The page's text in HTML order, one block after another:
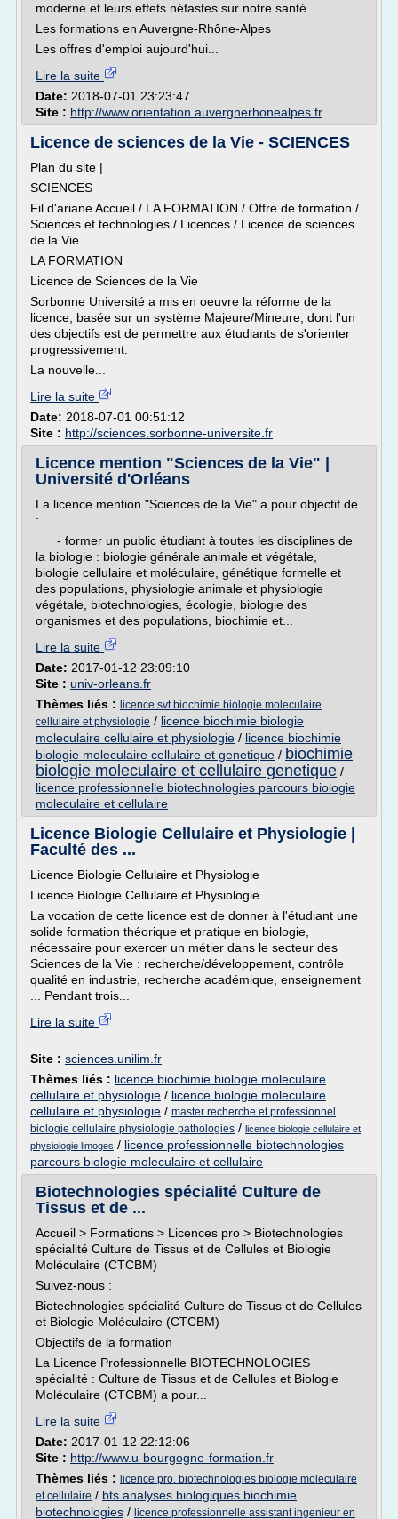
moderne et leurs effets néfastes sur notre santé.
Les formations en Auvergne-Rhône-Alpes
Les offres d'emploi aujourd'hui...
Lire la suite
Date: 2018-07-01 23:23:47
Site : http://www.orientation.auvergnerhonealpes.fr
Licence de sciences de la Vie - SCIENCES
Plan du site |
SCIENCES
Fil d'ariane Accueil / LA FORMATION / Offre de formation /
Sciences et technologies / Licences / Licence de sciences
de la Vie
LA FORMATION
Licence de Sciences de la Vie
Sorbonne Université a mis en oeuvre la réforme de la
licence, basée sur un système Majeure/Mineure, dont l'un
des objectifs est de permettre aux étudiants de s'orienter
progressivement.
La nouvelle...
Lire la suite
Date: 2018-07-01 00:51:12
Site : http://sciences.sorbonne-universite.fr
Licence mention "Sciences de la Vie" |
Université d'Orléans
La licence mention "Sciences de la Vie" a pour objectif de
:
- former un public étudiant à toutes les disciplines de
la biologie : biologie générale animale et végétale,
biologie cellulaire et moléculaire, génétique formelle et
des populations, physiologie animale et physiologie
végétale, biotechnologies, écologie, biologie des
organismes et des populations, biochimie et...
Lire la suite
Date: 2017-01-12 23:09:10
Site : univ-orleans.fr
Thèmes liés : licence svt biochimie biologie moleculaire
cellulaire et physiologie / licence biochimie biologie
moleculaire cellulaire et physiologie / licence biochimie
biologie moleculaire cellulaire et genetique / biochimie
biologie moleculaire et cellulaire genetique /
licence professionnelle biotechnologies parcours biologie
moleculaire et cellulaire
Licence Biologie Cellulaire et Physiologie |
Faculté des ...
Licence Biologie Cellulaire et Physiologie
Licence Biologie Cellulaire et Physiologie
La vocation de cette licence est de donner à l'étudiant une
solide formation théorique et pratique en biologie,
nécessaire pour exercer un métier dans le secteur des
Sciences de la Vie : recherche/développement, contrôle
qualité en industrie, recherche académique, enseignement
... Pendant trois...
Lire la suite
Site : sciences.unilim.fr
Thèmes liés : licence biochimie biologie moleculaire
cellulaire et physiologie / licence biologie moleculaire
cellulaire et physiologie / master recherche et professionnel
biologie cellulaire physiologie pathologies / licence biologie cellulaire et
physiologie limoges / licence professionnelle biotechnologies
parcours biologie moleculaire et cellulaire
Biotechnologies spécialité Culture de
Tissus et de ...
Accueil > Formations > Licences pro > Biotechnologies
spécialité Culture de Tissus et de Cellules et Biologie
Moléculaire (CTCBM)
Suivez-nous :
Biotechnologies spécialité Culture de Tissus et de Cellules
et Biologie Moléculaire (CTCBM)
Objectifs de la formation
La Licence Professionnelle BIOTECHNOLOGIES
spécialité : Culture de Tissus et de Cellules et Biologie
Moléculaire (CTCBM) a pour...
Lire la suite
Date: 2017-01-12 22:12:06
Site : http://www.u-bourgogne-formation.fr
Thèmes liés : licence pro. biotechnologies biologie moleculaire
et cellulaire / bts analyses biologiques biochimie
biotechnologies / licence professionnelle assistant ingenieur en